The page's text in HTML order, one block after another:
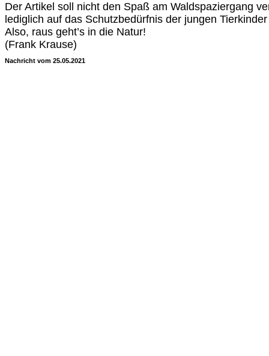
Der Artikel soll nicht den Spaß am Waldspaziergang
lediglich auf das Schutzbedürfnis der jungen
Also, raus geht’s in die Natur!
(Frank Krause)
Nachricht vom 25.05.2021